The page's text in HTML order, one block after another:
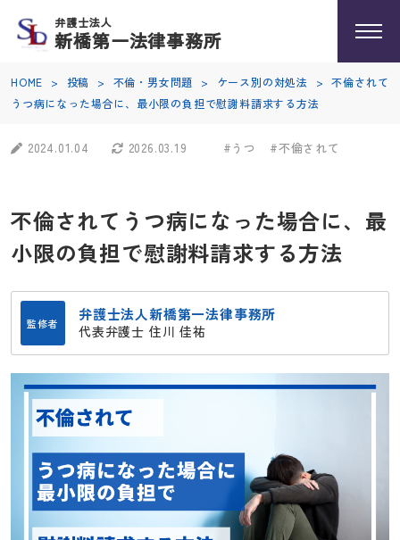
弁護士法人
新橋第一法律事務所
HOME > 投稿 > 不倫・男女問題 > ケース別の対処法 > 不倫されて
うつ病になった場合に、最小限の負担で慰謝料請求する方法
2024.01.04 2026.03.19 #うつ #不倫されて
不倫されてうつ病になった場合に、最
小限の負担で慰謝料請求する方法
監修者 弁護士法人新橋第一法律事務所
代表弁護士 住川 佳祐